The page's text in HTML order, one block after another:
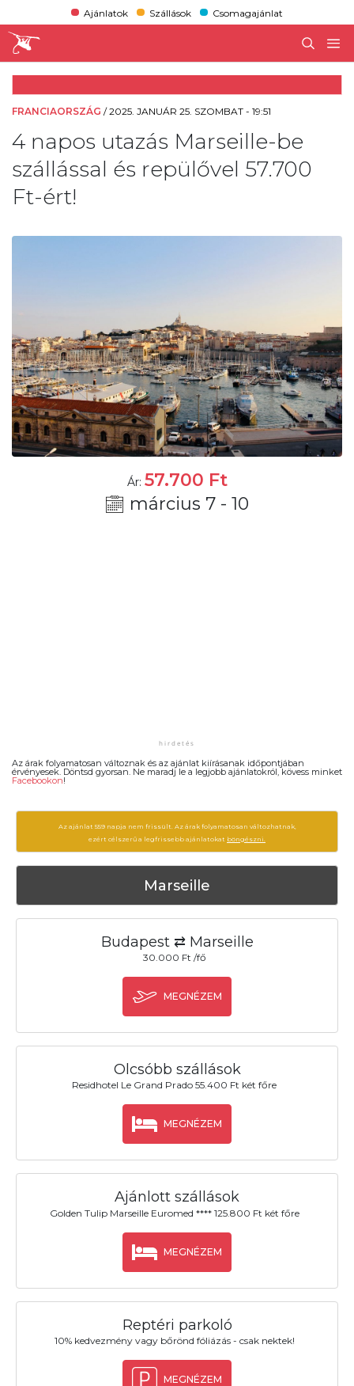
Ajánlatok Szállások Csomagajánlat
FRANCIAORSZÁG /2025. JANUÁR 25. SZOMBAT - 19:51
4 napos utazás Marseille-be
szállással és repülővel 57.700
Ft-ért!
Ár: 57.700 Ft
március 7 - 10
Az árak folyamatosan változnak és az ajánlat kiírásanak időpontjában
érvényesek. Döntsd gyorsan. Ne maradj le a legjobb ajánlatokról, kövess minket
Facebookon!
Az ajánlat 559 napja nem frissült. Az árak folyamatosan változhatnak,
ezért célszerű a legfrissebb ajánlatokat böngészni.
Marseille
Budapest ⇄ Marseille
30.000 Ft /fő
MEGNÉZEM
Olcsóbb szállások
Residhotel Le Grand Prado 55.400 Ft két főre
MEGNÉZEM
Ajánlott szállások
Golden Tulip Marseille Euromed **** 125.800 Ft két főre
MEGNÉZEM
Reptéri parkoló
10% kedvezmény vagy bőrönd fóliázás - csak nektek!
MEGNÉZEM